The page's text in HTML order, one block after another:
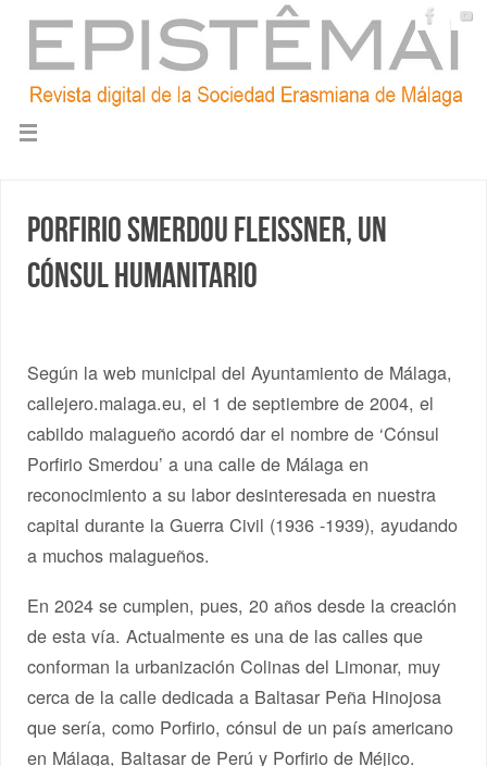
Porfirio Smerdou Fleissner, un
cónsul humanitario
Según la web municipal del Ayuntamiento de Málaga,
callejero.malaga.eu, el 1 de septiembre de 2004, el
cabildo malagueño acordó dar el nombre de ‘Cónsul
Porfirio Smerdou’ a una calle de Málaga en
reconocimiento a su labor desinteresada en nuestra
capital durante la Guerra Civil (1936 -1939), ayudando
a muchos malagueños.
En 2024 se cumplen, pues, 20 años desde la creación
de esta vía. Actualmente es una de las calles que
conforman la urbanización Colinas del Limonar, muy
cerca de la calle dedicada a Baltasar Peña Hinojosa
que sería, como Porfirio, cónsul de un país americano
en Málaga, Baltasar de Perú y Porfirio de Méjico.